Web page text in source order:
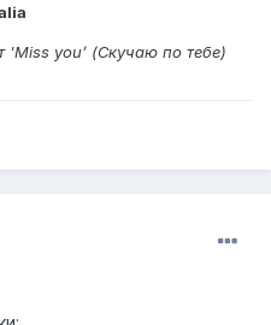
you’ (Скучаю по тебе)